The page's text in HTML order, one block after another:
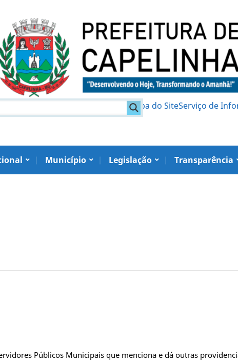
Mapa do SiteServiço de
Município Legislação Transparência
Públicos Municipais que menciona e dá outras